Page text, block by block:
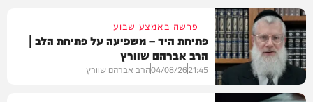
פרשה באמצע שבוע
פתיחת היד – משפיעה על פתיחת הלב |
הרב אברהם שוורץ
21:45
04/08/26הרב אברהם שוורץ